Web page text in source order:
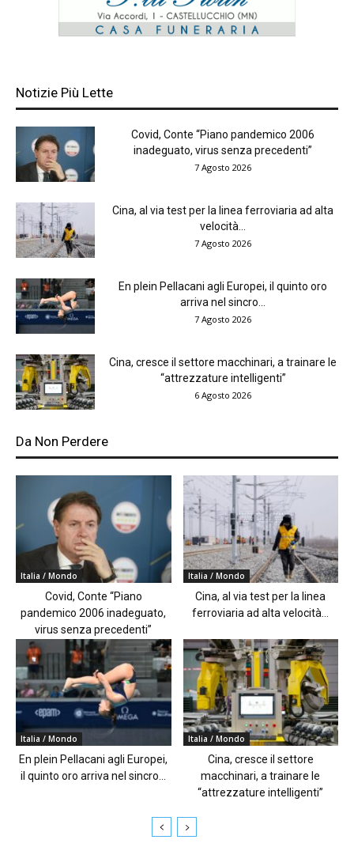
Notizie Più Lette
Covid, Conte “Piano pandemico 2006
inadeguato, virus senza precedenti”
7 Agosto 2026
Cina, al via test per la linea ferroviaria ad alta
velocità...
7 Agosto 2026
En plein Pellacani agli Europei, il quinto oro
arriva nel sincro...
7 Agosto 2026
Cina, cresce il settore macchinari, a trainare le
“attrezzature intelligenti”
6 Agosto 2026
Da Non Perdere
Italia / Mondo
Covid, Conte “Piano
pandemico 2006 inadeguato,
virus senza precedenti”
Italia / Mondo
Cina, al via test per la linea
ferroviaria ad alta velocità...
Italia / Mondo
En plein Pellacani agli Europei,
il quinto oro arriva nel sincro...
Italia / Mondo
Cina, cresce il settore
macchinari, a trainare le
“attrezzature intelligenti”